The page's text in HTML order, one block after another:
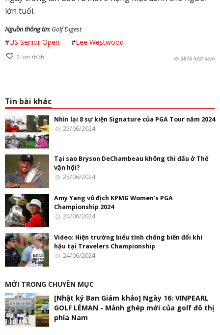
lớn tuổi.
Nguồn thông tin:Golf Digest
#US Senior Open #Lee Westwood
0 lượt thích 3876 lượt xem
Tin bài khác
Nhìn lại 8 sự kiện Signature của PGA Tour năm 2024
25/06/2024
Tại sao Bryson DeChambeau không thi đấu ở Thế
vận hội?
25/06/2024
Amy Yang vô địch KPMG Women's PGA
Championship 2024
24/06/2024
Video: Hiện trường biểu tình chống biến đổi khí
hậu tại Travelers Championship
24/06/2024
MỚI TRONG CHUYÊN MỤC
[Nhật ký Ban Giám khảo] Ngày 16: VINPEARL
GOLF LÉMAN - Mảnh ghép mới của golf đô thị
phía Nam